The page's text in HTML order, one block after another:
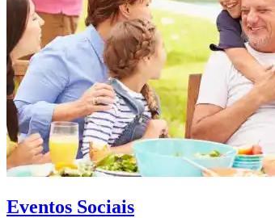
Eventos Sociais